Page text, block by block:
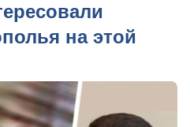
на этой